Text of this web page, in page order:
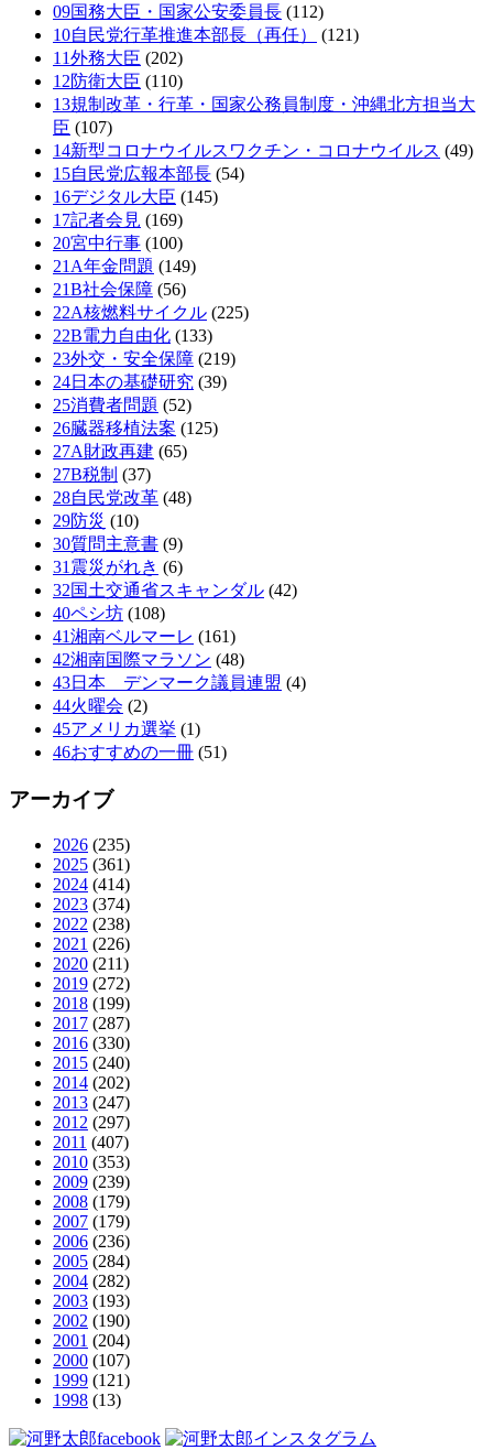
09国務大臣・国家公安委員長 (112)
10自民党行革推進本部長（再任）
(121)
11外務大臣 (202)
12防衛大臣 (110)
13規制改革・行革・国家公務員制度・沖縄北方担当大
臣 (107)
14新型コロナウイルスワクチン・コロナウイルス (49)
15自民党広報本部長 (54)
16デジタル大臣 (145)
17記者会見 (169)
20宮中行事 (100)
21A年金問題 (149)
21B社会保障 (56)
22A核燃料サイクル (225)
22B電力自由化 (133)
23外交・安全保障 (219)
24日本の基礎研究 (39)
25消費者問題 (52)
26臓器移植法案 (125)
27A財政再建 (65)
27B税制 (37)
28自民党改革 (48)
29防災 (10)
30質問主意書 (9)
31震災がれき (6)
32国土交通省スキャンダル (42)
40ペシ坊 (108)
41湘南ベルマーレ (161)
42湘南国際マラソン (48)
43日本 デンマーク議員連盟 (4)
44火曜会 (2)
45アメリカ選挙 (1)
46おすすめの一冊 (51)
アーカイブ
2026 (235)
2025 (361)
2024 (414)
2023 (374)
2022 (238)
2021 (226)
2020 (211)
2019 (272)
2018 (199)
2017 (287)
2016 (330)
2015 (240)
2014 (202)
2013 (247)
2012 (297)
2011 (407)
2010 (353)
2009 (239)
2008 (179)
2007 (179)
2006 (236)
2005 (284)
2004 (282)
2003 (193)
2002 (190)
2001 (204)
2000 (107)
1999 (121)
1998 (13)